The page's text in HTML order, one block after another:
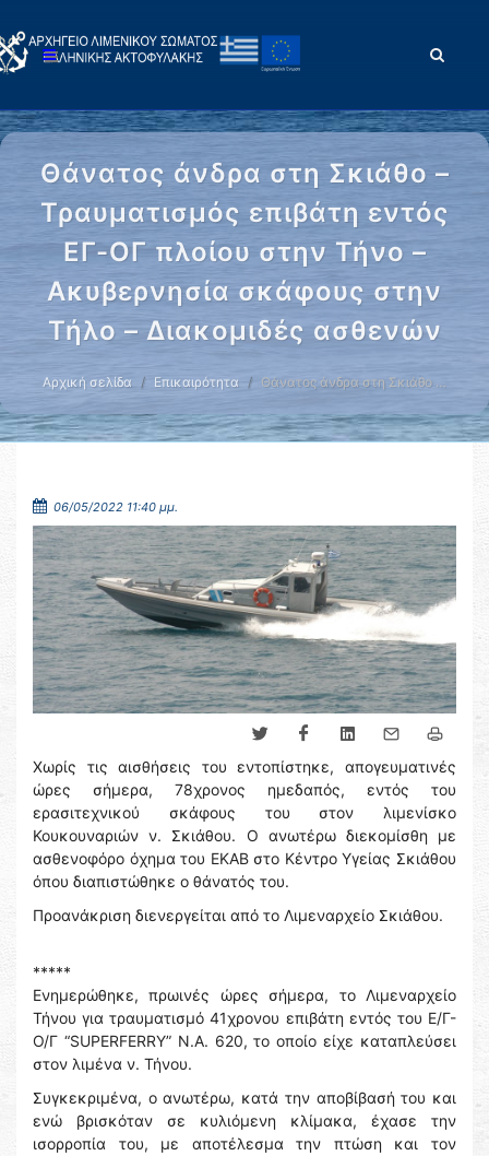
Θάνατος άνδρα στη Σκιάθο –
Τραυματισμός επιβάτη εντός
ΕΓ-ΟΓ πλοίου στην Τήνο –
Ακυβερνησία σκάφους στην
Τήλο – Διακομιδές ασθενών
Αρχική σελίδα Επικαιρότητα Θάνατος άνδρα στη Σκιάθο …
06/05/2022 11:40 μμ.
Χωρίς τις αισθήσεις του εντοπίστηκε, απογευματινές
ώρες σήμερα, 78χρονος ημεδαπός, εντός του
ερασιτεχνικού σκάφους του στον λιμενίσκο
Κουκουναριών ν. Σκιάθου. Ο ανωτέρω διεκομίσθη με
ασθενοφόρο όχημα του ΕΚΑΒ στο Κέντρο Υγείας Σκιάθου
όπου διαπιστώθηκε ο θάνατός του.
Προανάκριση διενεργείται από το Λιμεναρχείο Σκιάθου.
*****
Ενημερώθηκε, πρωινές ώρες σήμερα, το Λιμεναρχείο
Τήνου για τραυματισμό 41χρονου επιβάτη εντός του Ε/Γ-
Ο/Γ “SUPERFERRY” Ν.A. 620, το οποίο είχε καταπλεύσει
στον λιμένα ν. Τήνου.
Συγκεκριμένα, ο ανωτέρω, κατά την αποβίβασή του και
ενώ βρισκόταν σε κυλιόμενη κλίμακα, έχασε την
ισορροπία του, με αποτέλεσμα την πτώση και τον